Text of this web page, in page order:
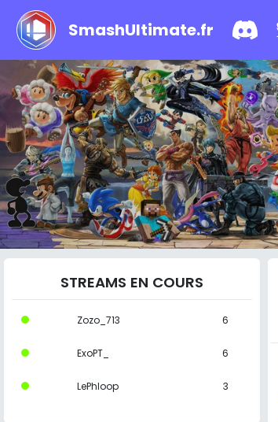
SmashUltimate.fr
STREAMS EN COURS
Zozo_713 6
ExoPT_ 6
LePhloop 3